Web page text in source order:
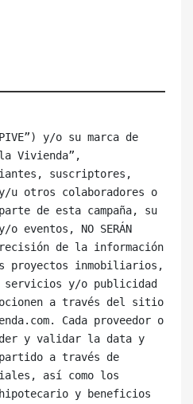
y/o su marca de
Vivienda”,
suscriptores,
u otros colaboradores o
de esta campaña, su
eventos, NO SERÁN
precisión de la información
proyectos inmobiliarios,
servicios y/o publicidad
a través del sitio
Cada proveedor o
y validar la data y
a través de
así como los
y beneficios